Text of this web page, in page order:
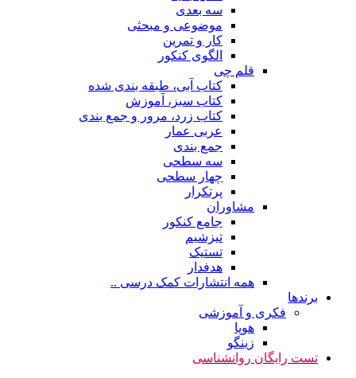
سه بعدی
موضوعی و مبحثی
کار و تمرین
الگوی کنکور
قلم چی
کتاب آبی، طبقه بندی شده
کتاب سبز، آموزش
کتاب زرد، مرور و جمع بندی
عربی عمار
جمع بندی
سه سطحی
چهار سطحی
پرتکرار
مشاوران
جامع کنکور
تیزشیم
تستیک
هدفدار
همه انتشارات کمک درسی ..
برندها
فکری و آموزشی
هوپا
زینگو
تست رایگان روانشناسی